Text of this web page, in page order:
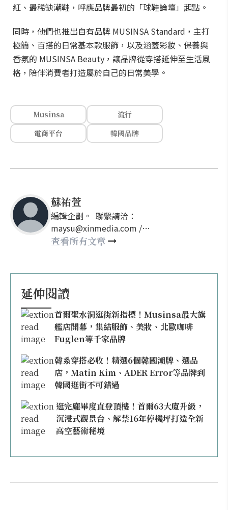
紅、最稀缺潮鞋，呼應品牌最初的「球鞋論壇」起點。
同時，他們也推出自有品牌 MUSINSA Standard，主打
極簡、百搭的日常基本款服飾，以及涵蓋彩妝、保養與
香氛的 MUSINSA Beauty，讓品牌從穿搭延伸至生活風
格，陪伴消費者打造屬於自己的日常美學。
Musinsa
流行
電商平台
韓國品牌
蘇祐萱
編輯企劃。 聯繫請洽：
maysu@xinmedia.com /
may860527@gmail.com
查看所有文章
延伸閱讀
首爾聖水洞逛街新指標！Musinsa最大旗
艦店開幕，集結服飾、美妝、北歐咖啡
Fuglen等千家品牌
韓系穿搭必收！精選6個韓國潮牌、選品
店，Matin Kim、ADER Error等品牌到
韓國逛街不可錯過
逛完龐畢度直登頂樓！首爾63大廈升級，
沉浸式觀景台、解禁16年停機坪打造全新
高空藝術秘境